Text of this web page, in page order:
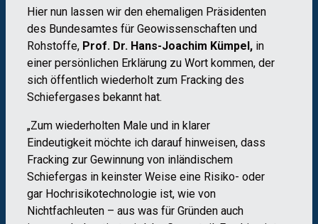
Hier nun lassen wir den ehemaligen Präsidenten
des Bundesamtes für Geowissenschaften und
Rohstoffe, Prof. Dr. Hans-Joachim Kümpel, in
einer persönlichen Erklärung zu Wort kommen, der
sich öffentlich wiederholt zum Fracking des
Schiefergases bekannt hat.
„Zum wiederholten Male und in klarer
Eindeutigkeit möchte ich darauf hinweisen, dass
Fracking zur Gewinnung von inländischem
Schiefergas in keinster Weise eine Risiko- oder
gar Hochrisikotechnologie ist, wie von
Nichtfachleuten – aus was für Gründen auch